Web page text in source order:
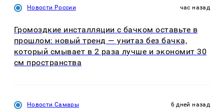
Новости России час назад
Громоздкие инсталляции с бачком оставьте в
прошлом: новый тренд — унитаз без бачка,
который смывает в 2 раза лучше и экономит 30
см пространства
Новости Самары 6 дней назад